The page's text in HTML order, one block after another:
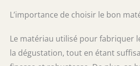
L’importance de choisir le bon
Le matériau utilisé pour fabriquer
la dégustation, tout en étant